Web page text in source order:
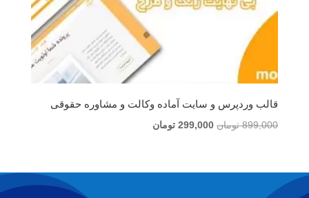
قالب وردپرس و سایت آماده وکالت و مشاوره حقوقی
899,000 تومان قیمت
بود.
299,000 تومانقیمت
است.